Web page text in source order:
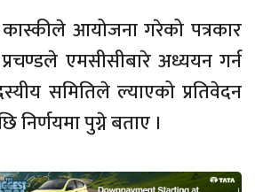
आयोजना गरेको पत्रकार
एमसीसीबारे अध्ययन गर्न
समितिले ल्याएको प्रतिवेदन
निर्णयमा पुग्ने बताए ।